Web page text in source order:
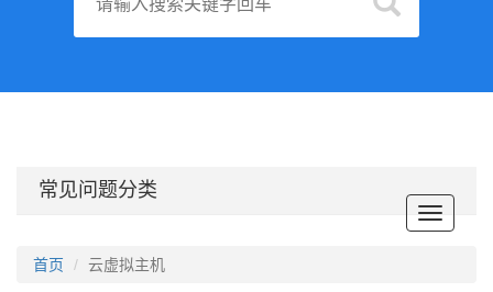
常见问题分类
Toggle
首页 云虚拟主机